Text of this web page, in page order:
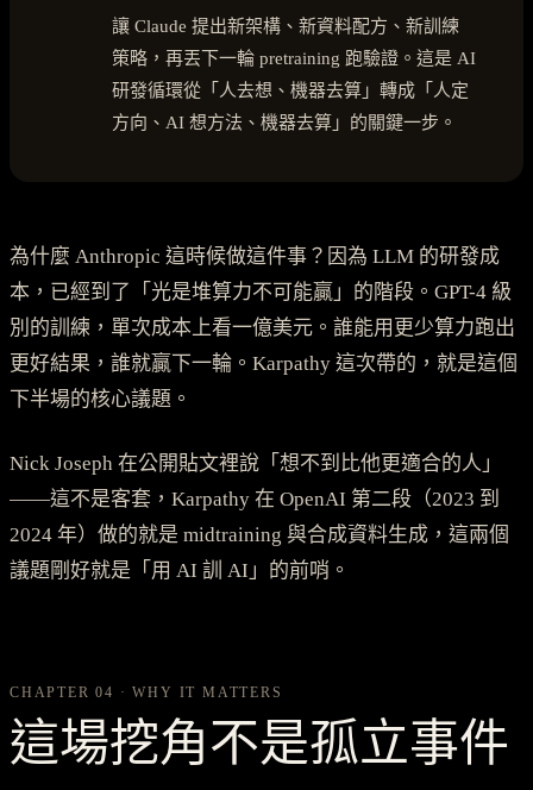
讓 Claude 提出新架構、新資料配方、新訓練
策略，再丟下一輪 pretraining 跑驗證。這是 AI
研發循環從「人去想、機器去算」轉成「人定
方向、AI 想方法、機器去算」的關鍵一步。
為什麼 Anthropic 這時候做這件事？因為 LLM 的研發成
本，已經到了「光是堆算力不可能贏」的階段。GPT-4 級
別的訓練，單次成本上看一億美元。誰能用更少算力跑出
更好結果，誰就贏下一輪。Karpathy 這次帶的，就是這個
下半場的核心議題。
Nick Joseph 在公開貼文裡說「想不到比他更適合的人」
——這不是客套，Karpathy 在 OpenAI 第二段（2023 到
2024 年）做的就是 midtraining 與合成資料生成，這兩個
議題剛好就是「用 AI 訓 AI」的前哨。
CHAPTER 04 · WHY IT MATTERS
這場挖角不是孤立事件